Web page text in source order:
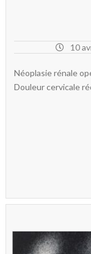
10
Néoplasie rénale
Douleur cervicale